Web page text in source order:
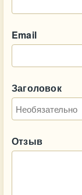
Email
Заголовок
Отзыв